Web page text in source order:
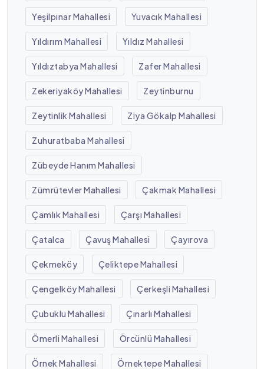
Yeşilpınar Mahallesi Yuvacık Mahallesi
Yıldırım Mahallesi Yıldız Mahallesi
Yıldıztabya Mahallesi Zafer Mahallesi
Zekeriyaköy Mahallesi Zeytinburnu
Zeytinlik Mahallesi Ziya Gökalp Mahallesi
Zuhuratbaba Mahallesi
Zübeyde Hanım Mahallesi
Zümrütevler Mahallesi Çakmak Mahallesi
Çamlık Mahallesi Çarşı Mahallesi
Çatalca Çavuş Mahallesi Çayırova
Çekmeköy Çeliktepe Mahallesi
Çengelköy Mahallesi Çerkeşli Mahallesi
Çubuklu Mahallesi Çınarlı Mahallesi
Ömerli Mahallesi Örcünlü Mahallesi
Örnek Mahallesi Örnektepe Mahallesi